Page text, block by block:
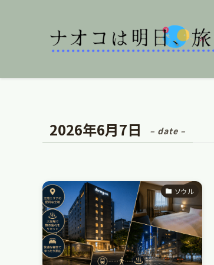
2026年6月7日 – date –
ソウル